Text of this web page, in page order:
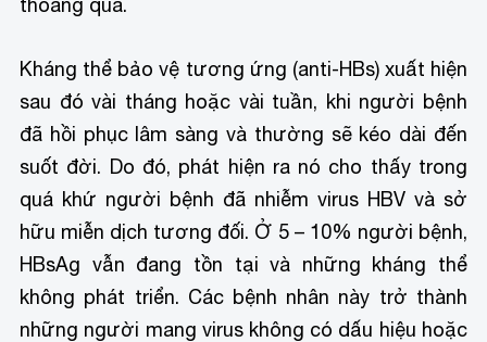
thoáng qua.
Kháng thể bảo vệ tương ứng (anti-HBs) xuất hiện
sau đó vài tháng hoặc vài tuần, khi người bệnh
đã hồi phục lâm sàng và thường sẽ kéo dài đến
suốt đời. Do đó, phát hiện ra nó cho thấy trong
quá khứ người bệnh đã nhiễm virus HBV và sở
hữu miễn dịch tương đối. Ở 5 – 10% người bệnh,
HBsAg vẫn đang tồn tại và những kháng thể
không phát triển. Các bệnh nhân này trở thành
những người mang virus không có dấu hiệu hoặc